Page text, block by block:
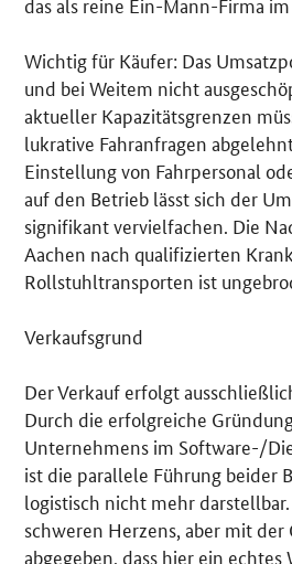
Wichtig für Käufer: Das
und bei Weitem nicht
aktueller Kapazitätsgrenzen
lukrative Fahranfragen
Einstellung von Fahrpersonal
auf den Betrieb lässt sich der
signifikant vervielfachen. Die
Aachen nach qualifizierten
Rollstuhltransporten ist
Verkaufsgrund
Der Verkauf erfolgt
Durch die erfolgreiche
Unternehmens im Software-/
ist die parallele Führung beider
logistisch nicht mehr
schweren Herzens, aber mit der
abgegeben, dass hier ein echtes